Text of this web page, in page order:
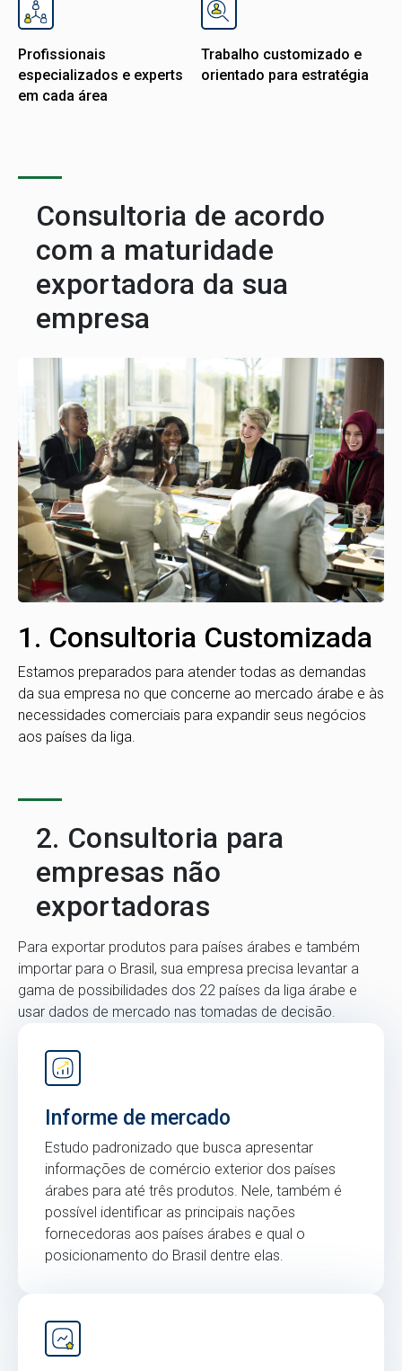
Profissionais
especializados e experts
em cada área
Trabalho customizado e
orientado para estratégia
Consultoria de acordo
com a maturidade
exportadora da sua
empresa
1. Consultoria Customizada
Estamos preparados para atender todas as demandas
da sua empresa no que concerne ao mercado árabe e às
necessidades comerciais para expandir seus negócios
aos países da liga.
2. Consultoria para
empresas não
exportadoras
Para exportar produtos para países árabes e também
importar para o Brasil, sua empresa precisa levantar a
gama de possibilidades dos 22 países da liga árabe e
usar dados de mercado nas tomadas de decisão.
Informe de mercado
Estudo padronizado que busca apresentar
informações de comércio exterior dos países
árabes para até três produtos. Nele, também é
possível identificar as principais nações
fornecedoras aos países árabes e qual o
posicionamento do Brasil dentre elas.